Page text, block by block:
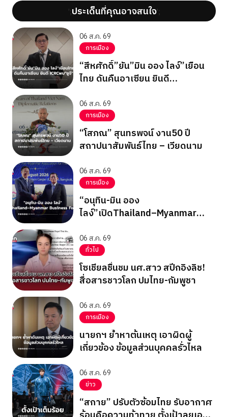
';ประเด็นที่คุณอาจสนใจ';
06 ส.ค. 69
การเมือง
“สีหศักดิ์”ยัน”มิน ออง ไลง์”เยือน
ไทย ดันคืนอาเซียน ยินดี
06 ส.ค. 69
การเมือง
“โสภณ” สุนทรพจน์ งาน50 ปี
สถาปนาสัมพันธ์ไทย – เวียดนาม
06 ส.ค. 69
การเมือง
“อนุทิน-มิน ออง
ไลง์”เปิดThailand–Myanmar
06 ส.ค. 69
ทั่วไป
โซเชียลชื่นชม นศ.สาว สปีกอิงลิช!
สื่อสารชาวโลก ปมไทย-กัมพูชา
06 ส.ค. 69
การเมือง
นายกฯ ย้ำหาต้นเหตุ เอาผิดผู้
เกี่ยวข้อง ข้อมูลส่วนบุคคลรั่วไหล
06 ส.ค. 69
ข่าว
“สกาย” ปรับตัวซ้อมไทย รับอากาศ